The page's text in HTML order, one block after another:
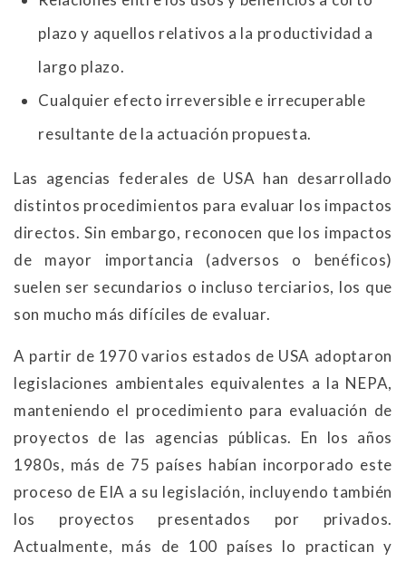
plazo y aquellos relativos a la productividad a
largo plazo.
Cualquier efecto irreversible e irrecuperable
resultante de la actuación propuesta.
Las agencias federales de USA han desarrollado
distintos procedimientos para evaluar los impactos
directos. Sin embargo, reconocen que los impactos
de mayor importancia (adversos o benéficos)
suelen ser secundarios o incluso terciarios, los que
son mucho más difíciles de evaluar.
A partir de 1970 varios estados de USA adoptaron
legislaciones ambientales equivalentes a la NEPA,
manteniendo el procedimiento para evaluación de
proyectos de las agencias públicas. En los años
1980s, más de 75 países habían incorporado este
proceso de EIA a su legislación, incluyendo también
los proyectos presentados por privados.
Actualmente, más de 100 países lo practican y